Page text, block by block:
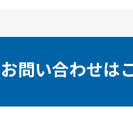
お問い合わせは